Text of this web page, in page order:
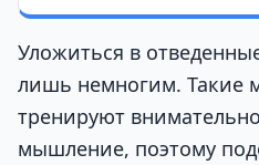
Уложиться в
лишь немногим. Такие
тренируют
мышление, поэтому